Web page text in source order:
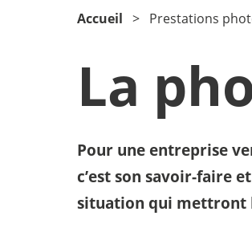
Accueil Prestations
La
Pour une entreprise
c’est son savoir-faire
situation qui mettront